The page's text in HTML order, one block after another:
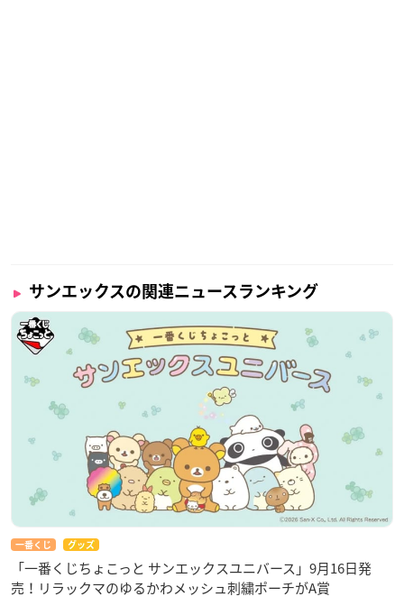
サンエックスの関連ニュースランキング
一番くじ グッズ
「一番くじちょこっと サンエックスユニバース」9月16日発
売！リラックマのゆるかわメッシュ刺繍ポーチがA賞